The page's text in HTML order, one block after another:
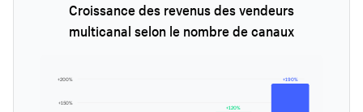
Croissance des revenus des vendeurs
multicanal selon le nombre de canaux
+150%
+200%
+120%
+190%